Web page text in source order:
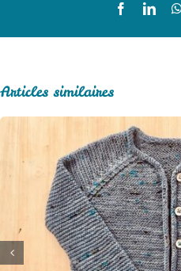
Facebook
Articles similaires